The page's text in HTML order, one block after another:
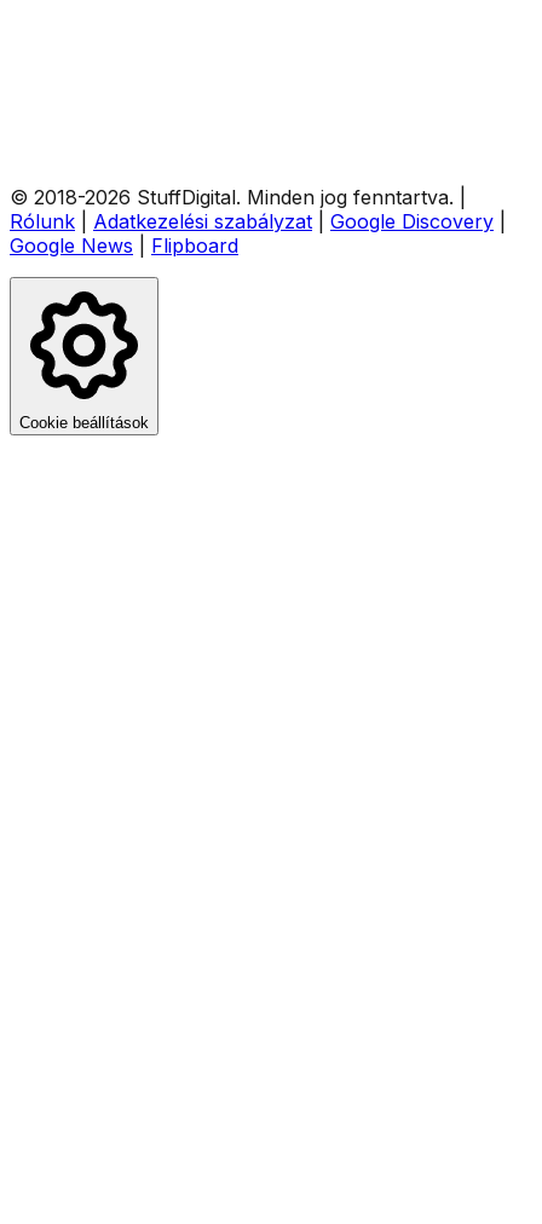
© 2018-2026 StuffDigital. Minden jog fenntartva.
Rólunk
Adatkezelési szabályzat Google Discovery
Google News
Flipboard
Cookie beállítások